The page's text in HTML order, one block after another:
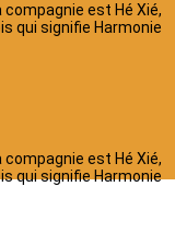
compagnie est Hé Xié,
qui signifie Harmonie​
compagnie est Hé Xié,
qui signifie Harmonie​